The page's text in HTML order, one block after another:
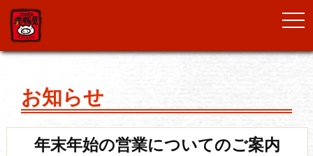
お知らせ
年末年始の営業についてのご案内